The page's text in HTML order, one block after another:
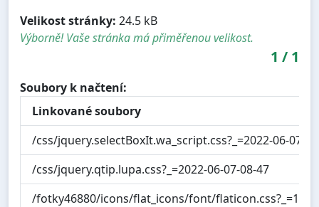
Velikost stránky: 24.5 kB
Výborně! Vaše stránka má přiměřenou velikost.
1 / 1
Soubory k načtení:
Linkované soubory
/css/jquery.selectBoxIt.wa_script.css?_=2022-06-07-
/css/jquery.qtip.lupa.css?_=2022-06-07-08-47
/fotky46880/icons/flat_icons/font/